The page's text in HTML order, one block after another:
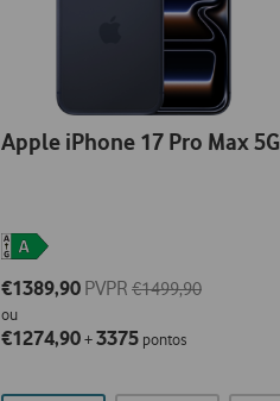
Apple iPhone 17 Pro Max 5G
€1389,90 PVPR €1499,90
ou
€1274,90+3375 pontos